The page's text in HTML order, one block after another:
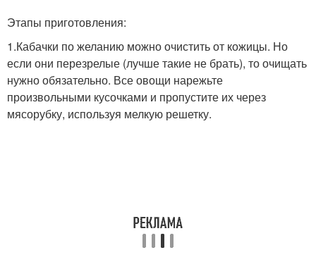
Этапы приготовления:
1.Кабачки по желанию можно очистить от кожицы. Но
если они перезрелые (лучше такие не брать), то очищать
нужно обязательно. Все овощи нарежьте
произвольными кусочками и пропустите их через
мясорубку, используя мелкую решетку.